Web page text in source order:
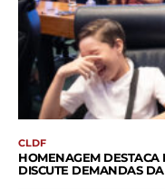
CLDF
HOMENAGEM
DISCUTE DEMANDAS